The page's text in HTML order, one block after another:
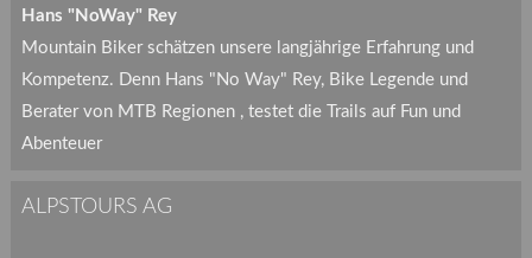
Hans "NoWay" Rey
Mountain Biker schätzen unsere langjährige Erfahrung und
Kompetenz. Denn Hans "No Way" Rey, Bike Legende und
Berater von MTB Regionen , testet die Trails auf Fun und
Abenteuer
ALPSTOURS AG